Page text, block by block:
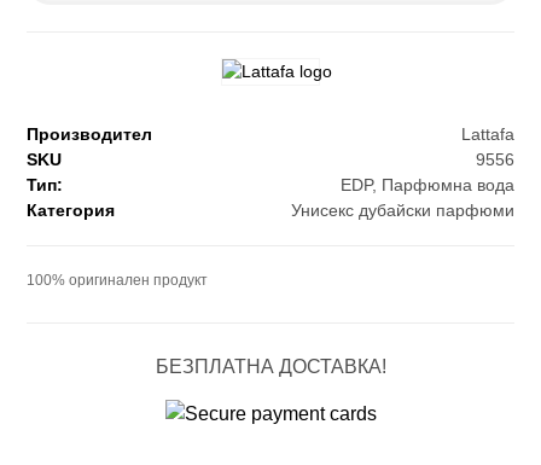
Производител
Lattafa
SKU
9556
Тип:
EDP, Парфюмна вода
Категория
Унисекс дубайски парфюми
100% оригинален продукт
БЕЗПЛАТНА ДОСТАВКА!